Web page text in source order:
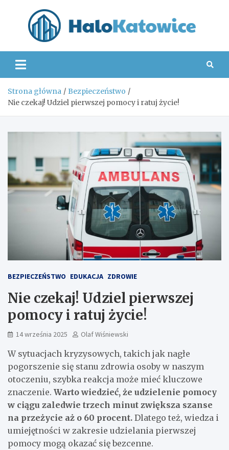
Strona główna
Bezpieczeństwo
Nie czekaj! Udziel pierwszej pomocy i ratuj życie!
BEZPIECZEŃSTWO EDUKACJA ZDROWIE
Nie czekaj! Udziel pierwszej
pomocy i ratuj życie!
14 września 2025 Olaf Wiśniewski
W sytuacjach kryzysowych, takich jak nagłe
pogorszenie się stanu zdrowia osoby w naszym
otoczeniu, szybka reakcja może mieć kluczowe
znaczenie. Warto wiedzieć, że udzielenie pomocy
w ciągu zaledwie trzech minut zwiększa szanse
na przeżycie aż o 60 procent. Dlatego też, wiedza i
umiejętności w zakresie udzielania pierwszej
pomocy mogą okazać się bezcenne.